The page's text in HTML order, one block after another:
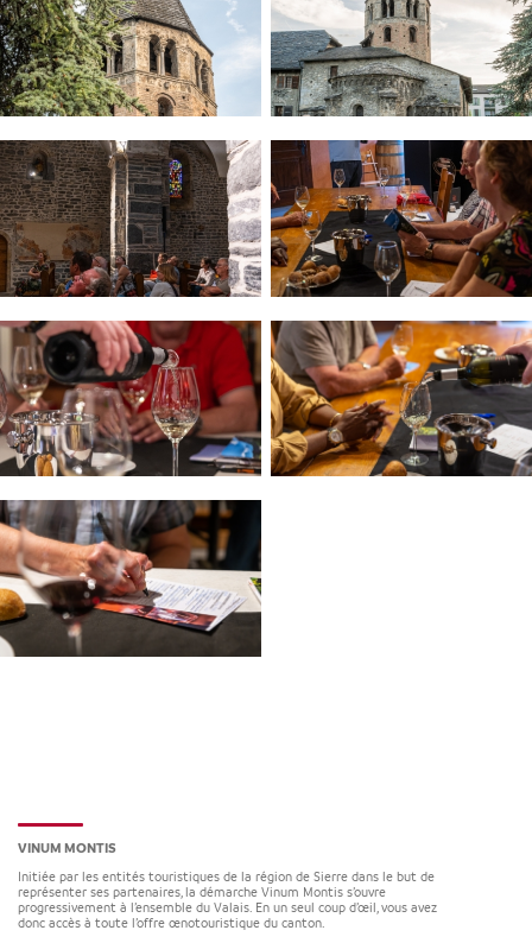
VINUM MONTIS
Initiée par les entités touristiques de la région de Sierre dans le but de
représenter ses partenaires, la démarche Vinum Montis s’ouvre
progressivement à l’ensemble du Valais. En un seul coup d’œil, vous avez
donc accès à toute l’offre œnotouristique du canton.